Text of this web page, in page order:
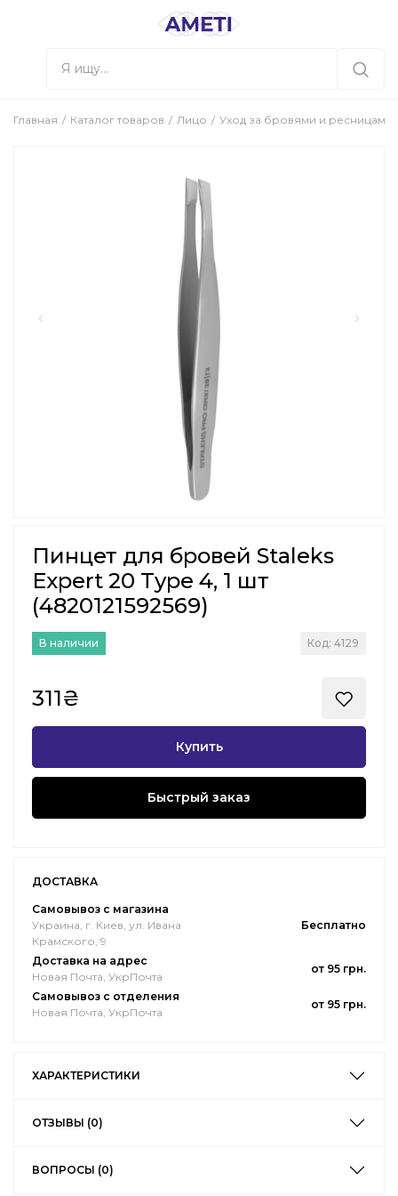
Главная Каталог товаров Лицо Уход за бровями и ресницами
Пинцет для бровей Staleks
Expert 20 Type 4, 1 шт
(4820121592569)
В наличии Код: 4129
311₴
Купить
Быстрый заказ
ДОСТАВКА
Самовывоз с магазина
Украина, г. Киев, ул. Ивана
Крамского, 9
Бесплатно
Доставка на адрес
Новая Почта, УкрПочта
от 95 грн.
Самовывоз с отделения
Новая Почта, УкрПочта
от 95 грн.
ХАРАКТЕРИСТИКИ
ОТЗЫВЫ (0)
ВОПРОСЫ (0)